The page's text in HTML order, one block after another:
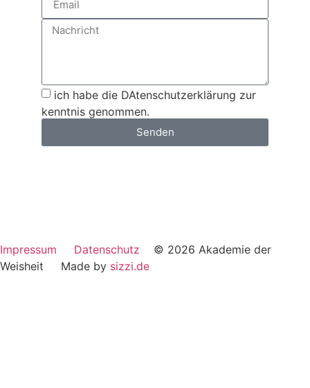
ich habe die DAtenschutzerklärung zur
kenntnis genommen.
Senden
Impressum Datenschutz © 2026 Akademie der
Weisheit Made by sizzi.de